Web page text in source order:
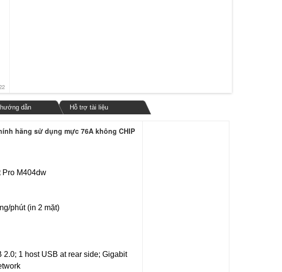
dẫn Hỗ trợ tài liệu
hãng sử dụng mực 76A không CHIP
Pro M404dw
phút (in 2 mặt)
2.0; 1 host USB at rear side; Gigabit